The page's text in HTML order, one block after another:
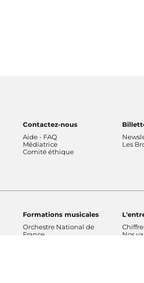
Contactez-nous
Aide - FAQ
Médiatrice
Comité éthique
Les
Formations musicales
Orchestre National de
France
Nos